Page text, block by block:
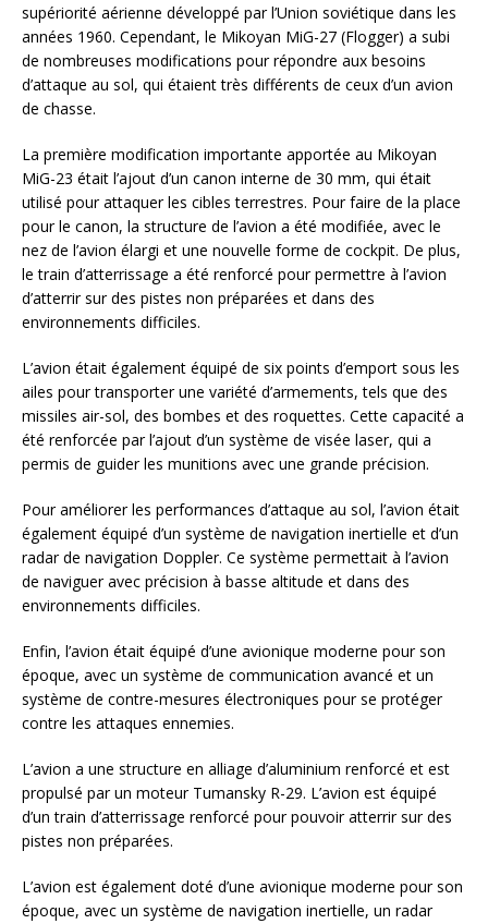
supériorité aérienne développé par l’Union soviétique dans les
années 1960. Cependant, le Mikoyan MiG-27 (Flogger) a subi
de nombreuses modifications pour répondre aux besoins
d’attaque au sol, qui étaient très différents de ceux d’un avion
de chasse.
La première modification importante apportée au Mikoyan
MiG-23 était l’ajout d’un canon interne de 30 mm, qui était
utilisé pour attaquer les cibles terrestres. Pour faire de la place
pour le canon, la structure de l’avion a été modifiée, avec le
nez de l’avion élargi et une nouvelle forme de cockpit. De plus,
le train d’atterrissage a été renforcé pour permettre à l’avion
d’atterrir sur des pistes non préparées et dans des
environnements difficiles.
L’avion était également équipé de six points d’emport sous les
ailes pour transporter une variété d’armements, tels que des
missiles air-sol, des bombes et des roquettes. Cette capacité a
été renforcée par l’ajout d’un système de visée laser, qui a
permis de guider les munitions avec une grande précision.
Pour améliorer les performances d’attaque au sol, l’avion était
également équipé d’un système de navigation inertielle et d’un
radar de navigation Doppler. Ce système permettait à l’avion
de naviguer avec précision à basse altitude et dans des
environnements difficiles.
Enfin, l’avion était équipé d’une avionique moderne pour son
époque, avec un système de communication avancé et un
système de contre-mesures électroniques pour se protéger
contre les attaques ennemies.
L’avion a une structure en alliage d’aluminium renforcé et est
propulsé par un moteur Tumansky R-29. L’avion est équipé
d’un train d’atterrissage renforcé pour pouvoir atterrir sur des
pistes non préparées.
L’avion est également doté d’une avionique moderne pour son
époque, avec un système de navigation inertielle, un radar